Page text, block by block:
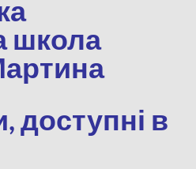
школа
доступні в